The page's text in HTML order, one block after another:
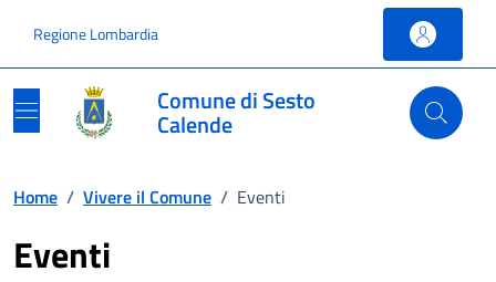
Regione Lombardia
Comune di Sesto
Calende
Home / Vivere il Comune / Eventi
Eventi